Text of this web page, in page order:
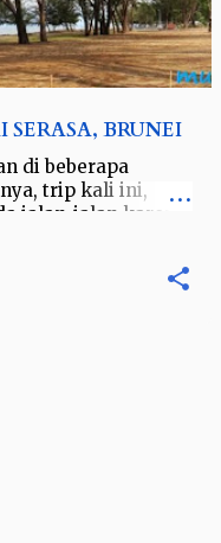
SERASA, BRUNEI
di beberapa
trip kali ini,
jalan-jalan karena